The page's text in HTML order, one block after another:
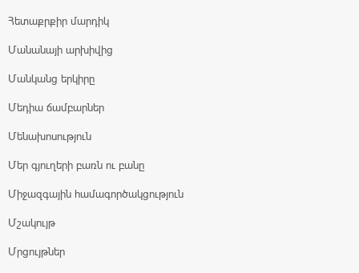
Հետաքրքիր մարդիկ
Մանանայի արխիվից
Մանկանց երկիրը
Մեդիա ճամբարներ
Մենախոսություն
Մեր գյուղերի բառն ու բանը
Միջազգային համագործակցություն
Մշակույթ
Մրցույթներ